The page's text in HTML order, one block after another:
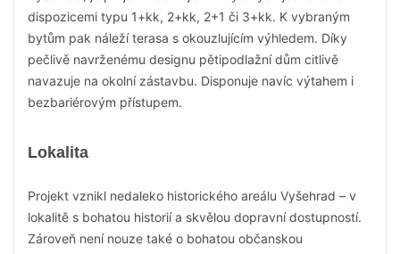
dispozicemi typu 1+kk, 2+kk, 2+1 či 3+kk. K vybraným
bytům pak náleží terasa s okouzlujícím výhledem. Díky
pečlivě navrženému designu pětipodlažní dům citlivě
navazuje na okolní zástavbu. Disponuje navíc výtahem i
bezbariérovým přístupem.
Lokalita
Projekt vznikl nedaleko historického areálu Vyšehrad – v
lokalitě s bohatou historií a skvělou dopravní dostupností.
Zároveň není nouze také o bohatou občanskou